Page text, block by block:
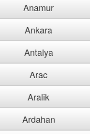
Anamur
Ankara
Antalya
Arac
Aralik
Ardahan